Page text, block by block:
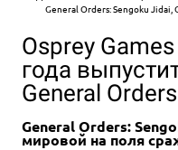
General Orders: Sengoku Jidai,
Osprey
года
General
General Orders:
мировой на поля